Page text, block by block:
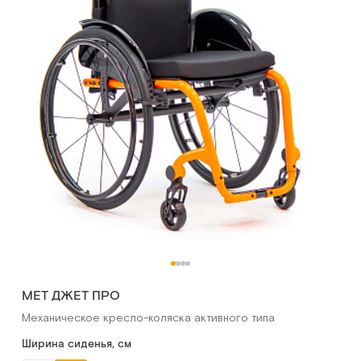
Otto Bock Avantgarde CS
Кресло-коляска активного типа
Под заказ Арт. 5678
Сообщить о поступлении
Сравнить
Otto Bock Avantgarde CV
МЕТ ДЖЕТ ПРО
Механическое кресло-коляска активного типа
Ширина сиденья, см